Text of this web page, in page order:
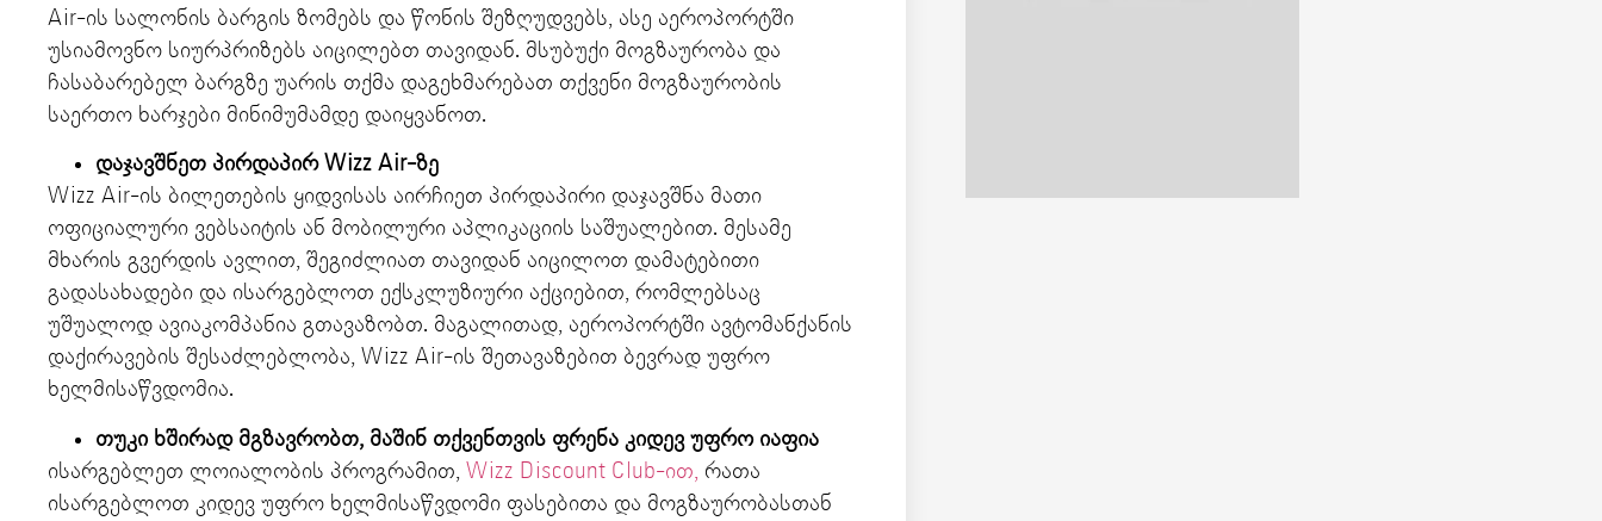
Air-ის სალონის ბარგის ზომებს და წონის შეზღუდვებს, ასე აეროპორტში
უსიამოვნო სიურპრიზებს აიცილებთ თავიდან. მსუბუქი მოგზაურობა და
ჩასაბარებელ ბარგზე უარის თქმა დაგეხმარებათ თქვენი მოგზაურობის
საერთო ხარჯები მინიმუმამდე დაიყვანოთ.
დაჯავშნეთ პირდაპირWizz Air-ზე
Wizz Air-ის ბილეთების ყიდვისას აირჩიეთ პირდაპირი დაჯავშნა მათი
ოფიციალური ვებსაიტის ან მობილური აპლიკაციის საშუალებით. მესამე
მხარის გვერდის ავლით, შეგიძლიათ თავიდან აიცილოთ დამატებითი
გადასახადები და ისარგებლოთ ექსკლუზიური აქციებით, რომლებსაც
უშუალოდ ავიაკომპანია გთავაზობთ. მაგალითად, აეროპორტში ავტომანქანის
დაქირავების შესაძლებლობა, Wizz Air-ის შეთავაზებით ბევრად უფრო
ხელმისაწვდომია.
თუკი ხშირად მგზავრობთ, მაშინ თქვენთვის ფრენა კიდევ უფრო იაფია
ისარგებლეთ ლოიალობის პროგრამით, Wizz Discount Club-ით, რათა
ისარგებლოთ კიდევ უფრო ხელმისაწვდომი ფასებითა და მოგზაურობასთან